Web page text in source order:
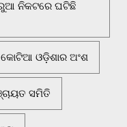
ନିକଟରେ ଘଟିଛି
କୋଟିଆ ଓଡ଼ିଶାର ଅଂଶ
ସମିତି